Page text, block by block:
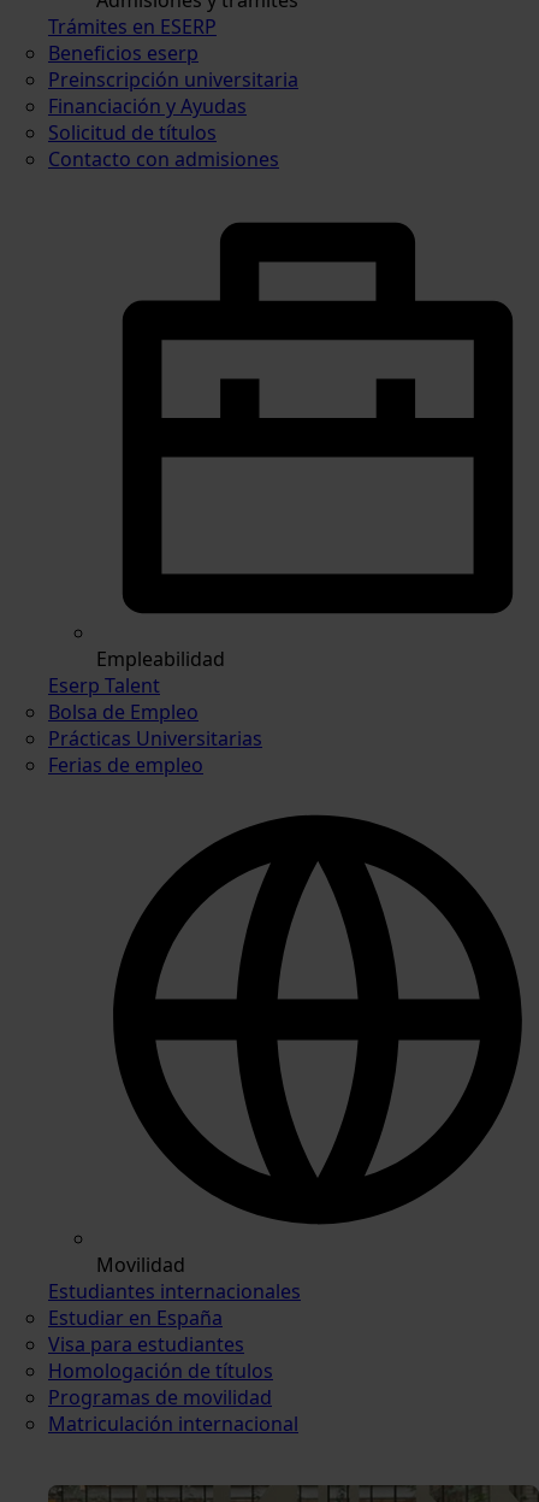
Trámites en ESERP
Beneficios eserp
Preinscripción universitaria
Financiación y Ayudas
Solicitud de títulos
Contacto con admisiones
Empleabilidad
Eserp Talent
Bolsa de Empleo
Prácticas Universitarias
Ferias de empleo
Movilidad
Estudiantes internacionales
Estudiar en España
Visa para estudiantes
Homologación de títulos
Programas de movilidad
Matriculación internacional